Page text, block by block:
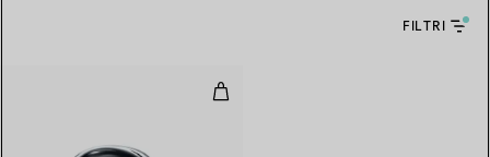
FILTRI
Anello Cabochon in argento